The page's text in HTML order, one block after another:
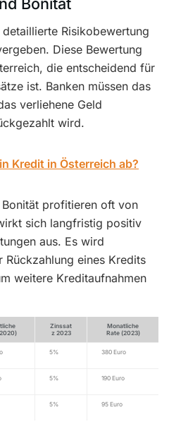
Risikobewertung
Diese Bewertung
die entscheidend für
ist. Banken müssen das
verliehene Geld
wird.
Kredit in Österreich ab?
profitieren oft von
sich langfristig positiv
aus. Es wird
eines Kredits
weitere Kreditaufnahmen
Zinssat
z 2023
Monatliche
Rate (2023)
5% 380 Euro
5% 190 Euro
5% 95 Euro